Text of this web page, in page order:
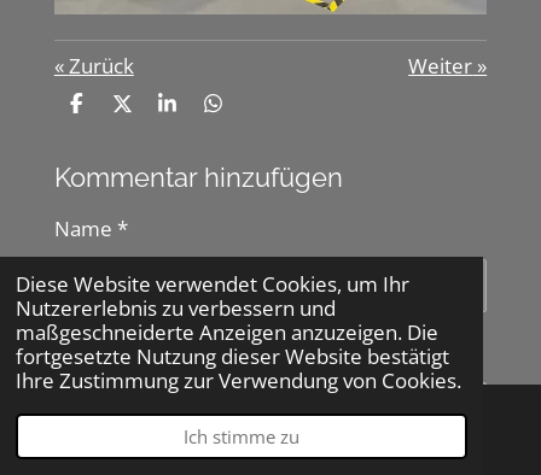
Diese Website verwendet Cookies, um Ihr
Nutzererlebnis zu verbessern und
maßgeschneiderte Anzeigen anzuzeigen. Die
fortgesetzte Nutzung dieser Website bestätigt
Ihre Zustimmung zur Verwendung von Cookies.
Ich stimme zu
«Zurück Weiter »
T
l
e
T
l
e
T
l
e
T
l
e
Kommentar hinzufügen
Name *
E-Mail-Adresse *
Telefon